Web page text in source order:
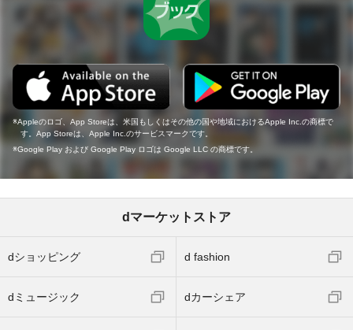
Appleのロゴ、App Storeは、米国もしくはその他の国や地域におけるApple Inc.の商標で
す。App Storeは、Apple Inc.のサービスマークです。
Google Play および Google Play ロゴは Google LLC の商標です。
dマーケットストア
dショッピング d fashion
dミュージック dカーシェア